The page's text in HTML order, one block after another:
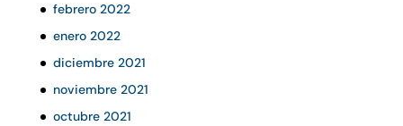
febrero 2022
enero 2022
diciembre 2021
noviembre 2021
octubre 2021